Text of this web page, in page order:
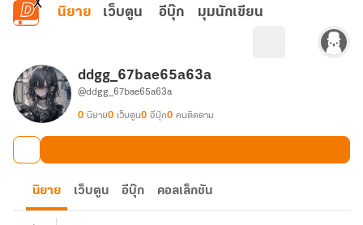
ข้ามไปยังเนื้อหาหลัก
นิยาย เว็บตูน อีบุ๊ก มุมนักเขียน
ddgg_67bae65a63a
@ddgg_67bae65a63a
0 นิยาย0 เว็บตูน0 อีบุ๊ก0 คนติดตาม
นิยาย เว็บตูน อีบุ๊ก คอลเล็กชัน